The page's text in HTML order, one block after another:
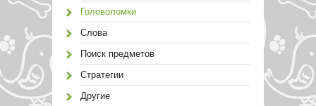
Головоломки
Слова
Поиск предметов
Стратегии
Другие